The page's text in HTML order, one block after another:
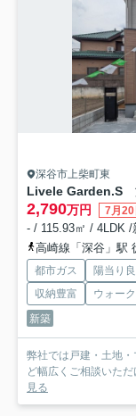
深谷市上柴町東
Livele Garden.S
2,790万円 7月20
- / 115.93㎡ / 4LDK /
高崎線「深谷」駅
都市ガス 陽当り
収納豊富
ウォー
新築
弊社では戸建・土地
ど幅広くご相談いた
見る